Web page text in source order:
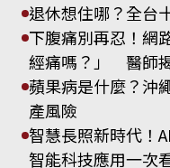
退休想住哪？全台
下腹痛別再忍！網
經痛嗎？」 醫師
蘋果病是什麼？
產風險
智慧長照新時代！
智能科技應用一次